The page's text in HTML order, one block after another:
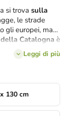
si trova sulla
le strade
gli europei, ma
Catalognaè
riempito
e 8
Leggi di più
130 cm